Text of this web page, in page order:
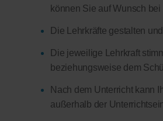
können Sie auf Wunsch
Die Lehrkräfte gestalten
Die jeweilige Lehrkraft
beziehungsweise dem
Nach dem Unterricht kann
außerhalb der